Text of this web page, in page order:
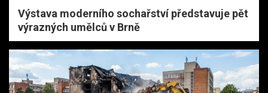
Výstava moderního sochařství představuje pět
výrazných umělců v Brně